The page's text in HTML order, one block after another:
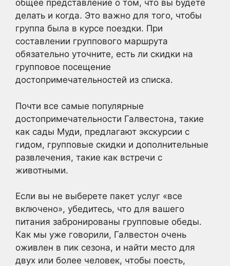
общее представление о том, что вы будете
делать и когда. Это важно для того, чтобы
группа была в курсе поездки. При
составлении группового маршрута
обязательно уточните, есть ли скидки на
групповое посещение
достопримечательностей из списка.
Почти все самые популярные
достопримечательности Галвестона, такие
как сады Муди, предлагают экскурсии с
гидом, групповые скидки и дополнительные
развлечения, такие как встречи с
животными.
Если вы не выберете пакет услуг «все
включено», убедитесь, что для вашего
питания забронированы групповые обеды.
Как мы уже говорили, Галвестон очень
оживлен в пик сезона, и найти место для
двух или более человек, чтобы поесть,